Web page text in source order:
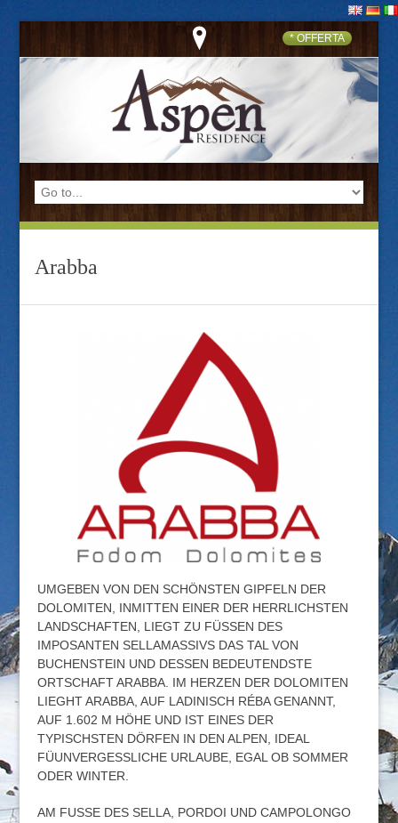
* OFFERTA
Arabba
UMGEBEN VON DEN SCHÖNSTEN GIPFELN DER
DOLOMITEN, INMITTEN EINER DER HERRLICHSTEN
LANDSCHAFTEN, LIEGT ZU FÜSSEN DES
IMPOSANTEN SELLAMASSIVS DAS TAL VON
BUCHENSTEIN UND DESSEN BEDEUTENDSTE
ORTSCHAFT ARABBA. IM HERZEN DER DOLOMITEN
LIEGHT ARABBA, AUF LADINISCH RÉBA GENANNT,
AUF 1.602 M HÖHE UND IST EINES DER
TYPISCHSTEN DÖRFEN IN DEN ALPEN, IDEAL
FÜUNVERGESSLICHE URLAUBE, EGAL OB SOMMER
ODER WINTER.
AM FUSSE DES SELLA, PORDOI UND CAMPOLONGO